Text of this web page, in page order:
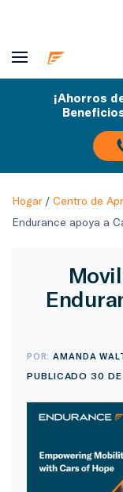
¡Ahorros
Hogar/ Centro de
Endurance apoya a
POR:AMANDA
PUBLICADO 30